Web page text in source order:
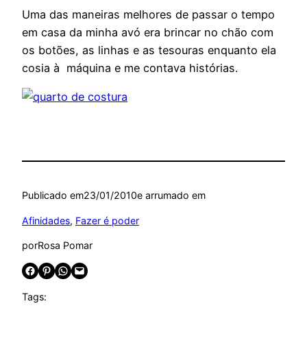
Uma das maneiras melhores de passar o tempo
em casa da minha avó era brincar no chão com
os botões, as linhas e as tesouras enquanto ela
cosia à máquina e me contava histórias.
Publicado em23/01/2010e arrumado em
Afinidades, Fazer é poder
porRosa Pomar
Share on Facebook Share on Pinterest Share on WhatsApp Email this Page
Tags: